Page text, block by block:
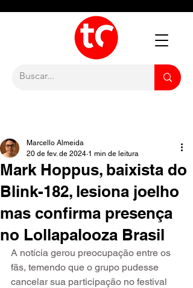
Mark Hoppus, baixista do
Blink-182, lesiona joelho
mas confirma presença
no Lollapalooza Brasil
Marcello Almeida
20 de fev. de 2024 1 min de leitura
A notícia gerou preocupação entre os
fãs, temendo que o grupo pudesse
cancelar sua participação no festival